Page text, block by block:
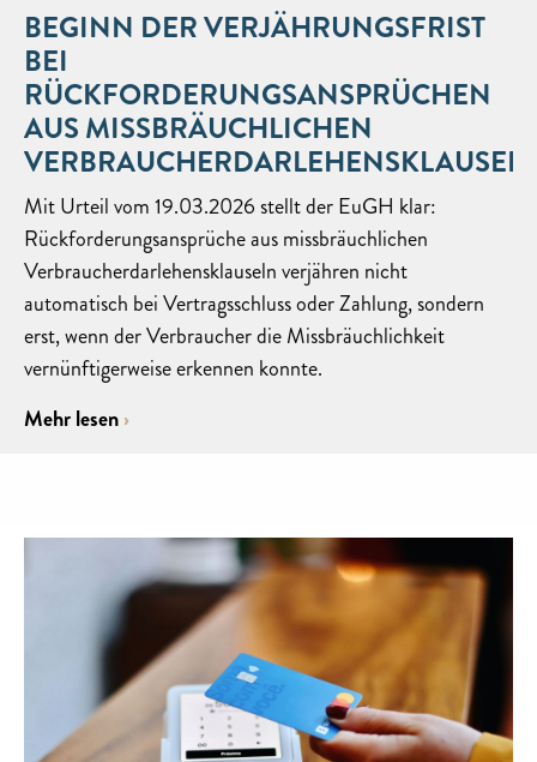
BEGINN DER VERJÄHRUNGSFRIST
BEI
RÜCKFORDERUNGSANSPRÜCHEN
AUS MISSBRÄUCHLICHEN
Mit Urteil vom 19.03.2026 stellt der EuGH klar:
Rückforderungsansprüche aus missbräuchlichen
Verbraucherdarlehensklauseln verjähren nicht
automatisch bei Vertragsschluss oder Zahlung, sondern
erst, wenn der Verbraucher die Missbräuchlichkeit
vernünftigerweise erkennen konnte.
Mehr lesen